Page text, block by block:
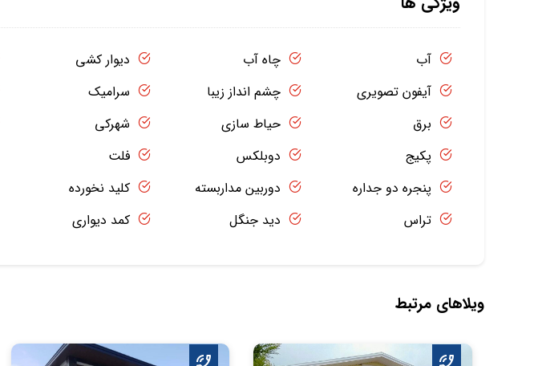
آب
آیفون تصویری
برق
پکیج
پنجره دو جداره
تراس
چاه آب
چشم انداز زیبا
حیاط سازی
دوبلکس
دوربین مداربسته
دید جنگل
دیوار کشی
سرامیک
شهرکی
فلت
کلید نخورده
کمد دیواری
ویلاهای مرتبط